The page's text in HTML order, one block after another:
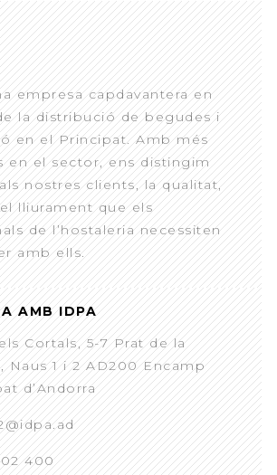
empresa capdavantera en
la distribució de begudes i
en el Principat. Amb més
en el sector, ens distingim
nostres clients, la qualitat,
lliurament que els
de l’hostaleria necessiten
amb ells.
AMB IDPA
Cortals, 5-7 Prat de la
Naus 1 i 2 AD200 Encamp
d’Andorra
400